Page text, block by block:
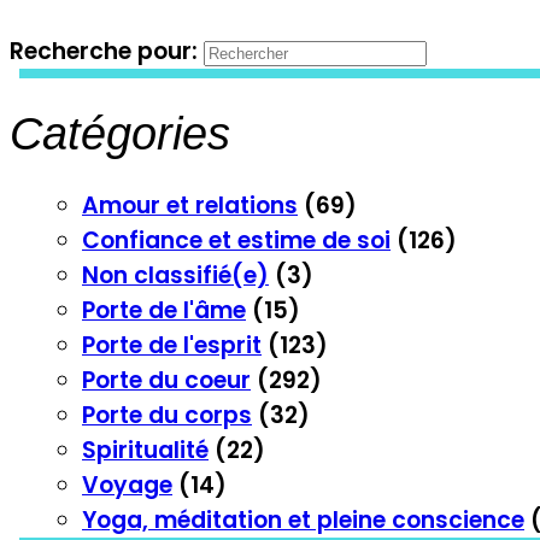
Recherche pour:
Catégories
Amour et relations (69)
Confiance et estime de soi (126)
Non classifié(e) (3)
Porte de l'âme (15)
Porte de l'esprit (123)
Porte du coeur (292)
Porte du corps (32)
Spiritualité (22)
Voyage (14)
Yoga, méditation et pleine conscience